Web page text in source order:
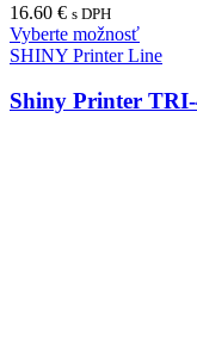
16.60 € s DPH
Vyberte možnosť
SHINY Printer Line
Shiny Printer